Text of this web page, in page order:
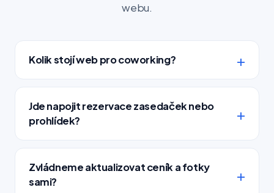
webu.
Kolik stojí web pro coworking?
Jde napojit rezervace zasedaček nebo
prohlídek?
Zvládneme aktualizovat ceník a fotky
sami?